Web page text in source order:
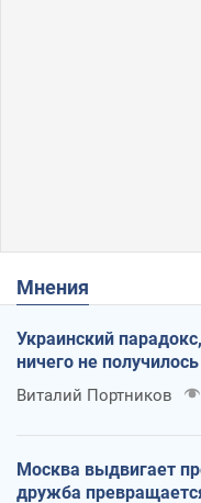
Мнения
Украинский
ничего не
Виталий Портников
Москва выдвигает
дружба